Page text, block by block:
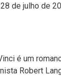
de julho de
é um
Robert